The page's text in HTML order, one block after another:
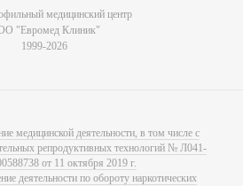
медицинский центр
"Евромед Клиник"
1999-2026
медицинской деятельности, в том числе с
репродуктивных технологий № Л041-
от 11 октября 2019 г.
деятельности по обороту наркотических